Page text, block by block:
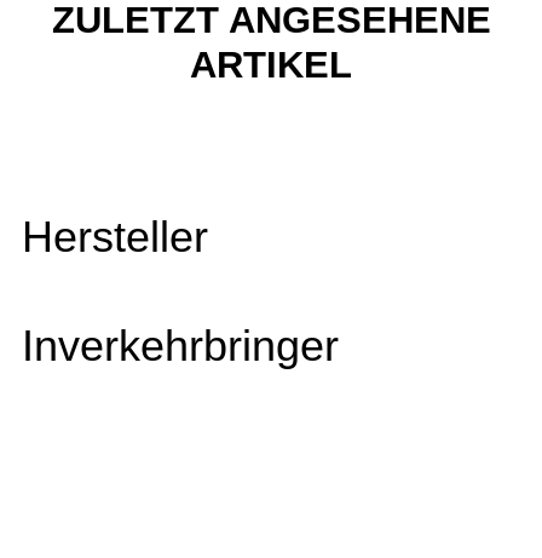
ZULETZT ANGESEHENE
ARTIKEL
Hersteller
Inverkehrbringer